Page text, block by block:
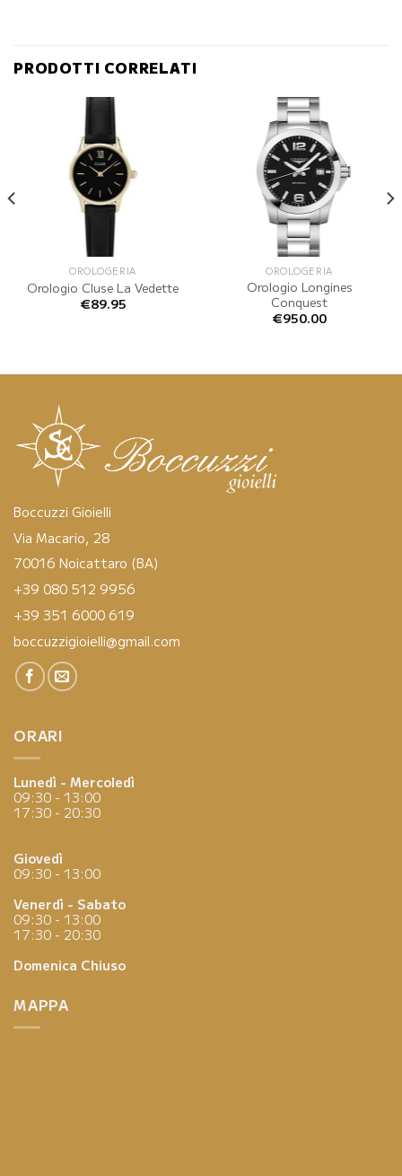
PRODOTTI CORRELATI
OROLOGERIA
Orologio Cluse La Vedette
€89.95
OROLOGERIA
Orologio Longines
Conquest
€950.00
Boccuzzi Gioielli
Via Macario, 28
70016 Noicattaro (BA)
+39 080 512 9956
+39 351 6000 619
boccuzzigioielli@gmail.com
ORARI
Lunedì - Mercoledì
09:30 - 13:00
17:30 - 20:30
Giovedì
09:30 - 13:00
Venerdì - Sabato
09:30 - 13:00
17:30 - 20:30
Domenica Chiuso
MAPPA